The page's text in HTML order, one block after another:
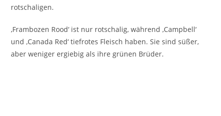
rotschaligen.
‚Frambozen Rood‘ ist nur rotschalig, während ‚Campbell‘
und ‚Canada Red‘ tiefrotes Fleisch haben. Sie sind süßer,
aber weniger ergiebig als ihre grünen Brüder.